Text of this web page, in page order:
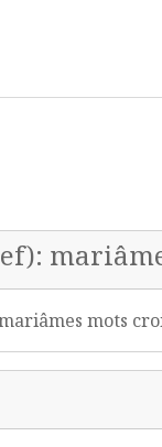
mots